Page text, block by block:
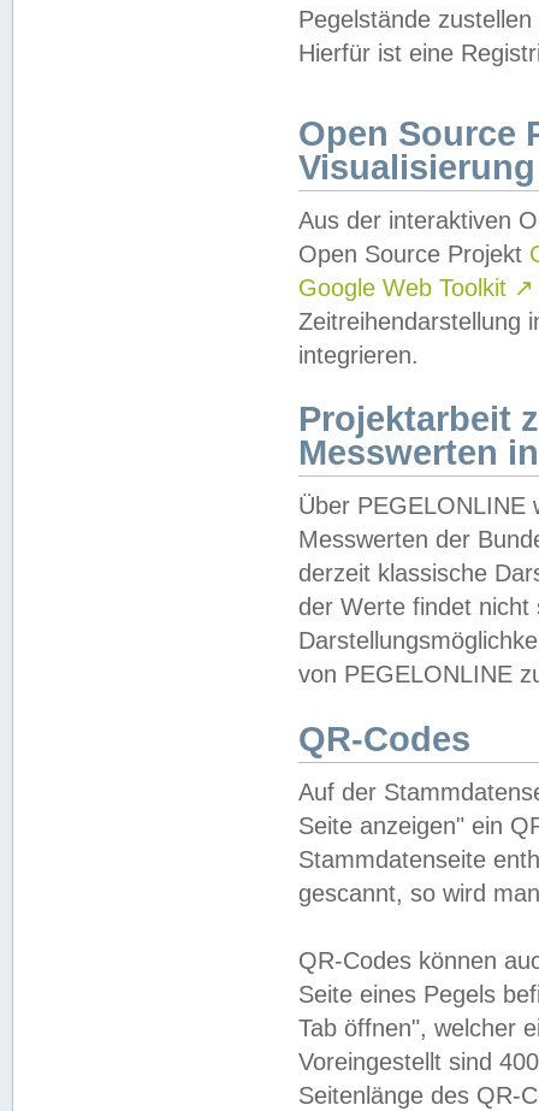
Pegelstände
Hierfür ist eine
Open Source
Visualisierung
Aus der interaktiven
Open Source Projekt
Google Web Toolkit ↗
Zeitreihendarstellung
integrieren.
Projektarbeit
Messwerten
Über PEGELONLINE
Messwerten der
derzeit klassische
der Werte findet
von PEGELONLINE
QR-Codes
Auf der
Seite anzeigen" ein
Stammdatenseite
gescannt, so wird
QR-Codes können
Seite eines Pegels
Tab öffnen", welcher
Voreingestellt sind
Seitenlänge des QR-